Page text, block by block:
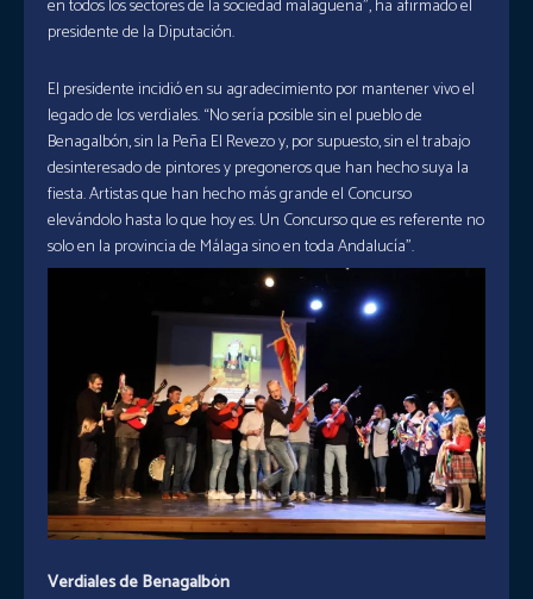
en todos los sectores de la sociedad malagueña”, ha afirmado el
presidente de la Diputación.
El presidente incidió en su agradecimiento por mantener vivo el
legado de los verdiales. “No sería posible sin el pueblo de
Benagalbón, sin la Peña El Revezo y, por supuesto, sin el trabajo
desinteresado de pintores y pregoneros que han hecho suya la
fiesta. Artistas que han hecho más grande el Concurso
elevándolo hasta lo que hoy es. Un Concurso que es referente no
solo en la provincia de Málaga sino en toda Andalucía”.
Verdiales de Benagalbón